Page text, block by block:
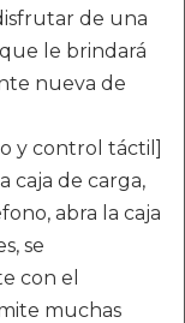
de una
le brindará
nueva de
y control táctil]
caja de carga,
abra la caja
se
con el
muchas